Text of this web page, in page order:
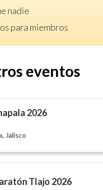
nadie
para miembros
eventos
2026
, Jalisco
Tlajo 2026